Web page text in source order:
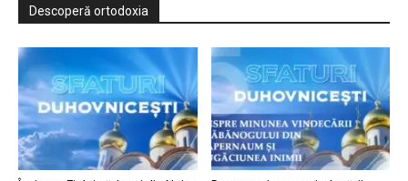
Descoperă ortodoxia